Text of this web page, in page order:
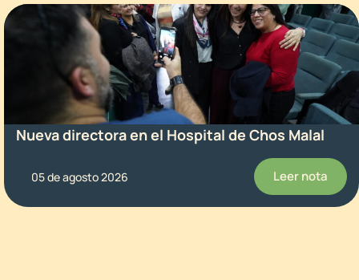
Nueva directora en el Hospital de Chos Malal
05 de agosto 2026 Leer nota